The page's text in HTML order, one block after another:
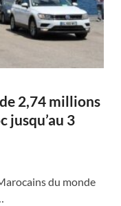
2,74 millions
jusqu’au 3
du monde